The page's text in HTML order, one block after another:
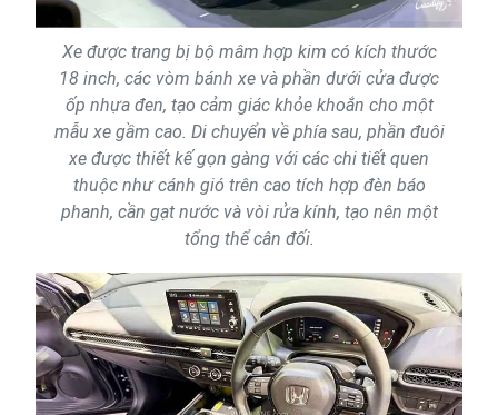
Xe được trang bị bộ mâm hợp kim có kích thước
18 inch, các vòm bánh xe và phần dưới cửa được
ốp nhựa đen, tạo cảm giác khỏe khoắn cho một
mẫu xe gầm cao. Di chuyển về phía sau, phần đuôi
xe được thiết kế gọn gàng với các chi tiết quen
thuộc như cánh gió trên cao tích hợp đèn báo
phanh, cần gạt nước và vòi rửa kính, tạo nên một
tổng thể cân đối.